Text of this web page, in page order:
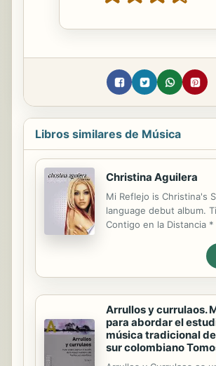
Libros similares de Música
Christina Aguilera
Mi Reflejo is Christina's
language debut album.
Contigo en la Distancia *
Falsas Esperanzas *
* Mi Reflejo * Pero Me
* Por Siempre Tú * Si
Conocido * Una Mujer *
Conmigo (Solamente Tú).
Arrullos y currulaos.
para abordar el
música tradicional
sur colombiano